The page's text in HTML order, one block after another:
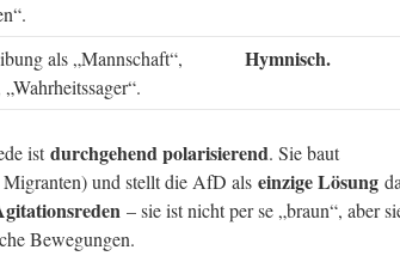
als „Mannschaft“,
Hymnisch.
istdurchgehend polarisierend. Sie baut
und stellt die AfD als einzige Lösung
– sie ist nicht per se „braun“, aber
Bewegungen.